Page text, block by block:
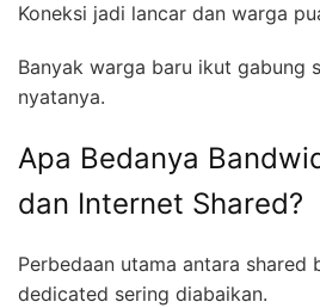
Koneksi jadi lancar dan warga
Banyak warga baru ikut gabung
nyatanya.
Apa Bedanya
dan Internet Shared?
Perbedaan utama antara shared
dedicated sering diabaikan.